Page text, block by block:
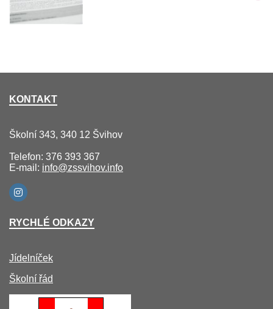
KONTAKT
Školní 343, 340 12 Švihov
Telefon: 376 393 367
E-mail: info@zssvihov.info
RYCHLÉ ODKAZY
Jídelníček
Školní řád